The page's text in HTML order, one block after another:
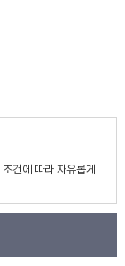
조건에 따라 자유롭게